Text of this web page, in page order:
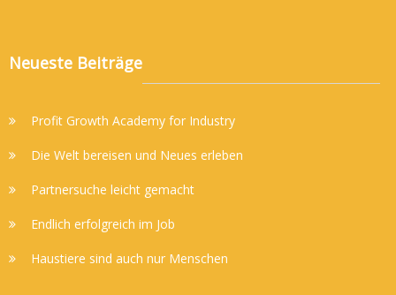
Neueste Beiträge
Profit Growth Academy for Industry
Die Welt bereisen und Neues erleben
Partnersuche leicht gemacht
Endlich erfolgreich im Job
Haustiere sind auch nur Menschen